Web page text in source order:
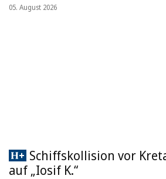
05. August 2026
Schiffskollision vor
auf „Iosif K.“